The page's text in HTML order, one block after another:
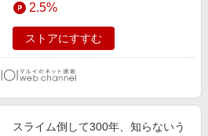
2.5%
ストアにすすむ
スライム倒して300年、知らないう